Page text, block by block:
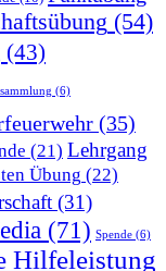
(54)
(43)
(6)
(35)
(21) Lehrgang
Übung (22)
(31)
(71) Spende (6)
Hilfeleistung